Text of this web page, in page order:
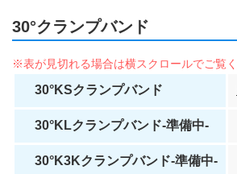
30°クランプバンド
30°KSクランプバンド
30°KLクランプバンド-準備中-
30°K3Kクランプバンド-準備中-